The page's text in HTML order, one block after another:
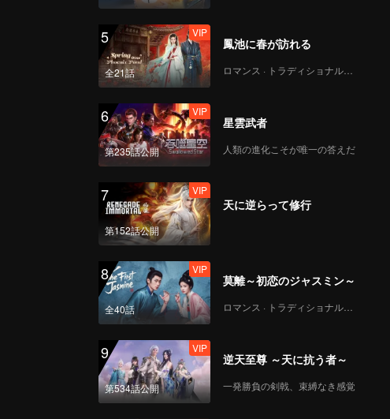
5
全21話
VIP
鳳池に春が訪れる
ロマンス · トラディショナル・コスチューム
6
第235話公開
VIP
星雲武者
人類の進化こそが唯一の答えだ
7
第152話公開
VIP
天に逆らって修行
8
全40話
VIP
莫離～初恋のジャスミン～
ロマンス · トラディショナル・コスチューム
9
第534話公開
VIP
逆天至尊 ～天に抗う者～
一発勝負の剣戟、束縛なき感覚